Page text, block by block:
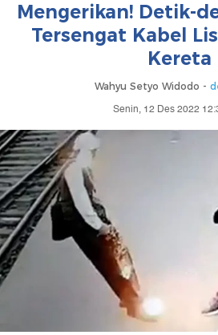
Mengerikan! Detik-
Tersengat Kabel
Kereta
Wahyu Setyo Widodo -
Senin, 12 Des 2022